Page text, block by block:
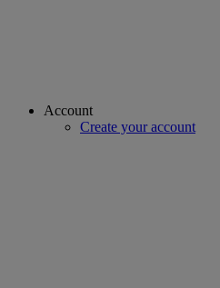
Account
Create your account